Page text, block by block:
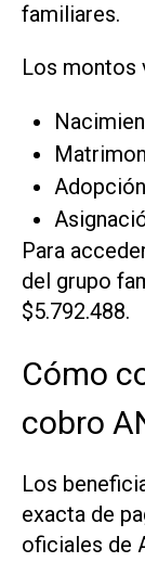
familiares.
Los montos
Para
del grupo
$5.792.488.
Cómo
cobro
Los
exacta de
oficiales de